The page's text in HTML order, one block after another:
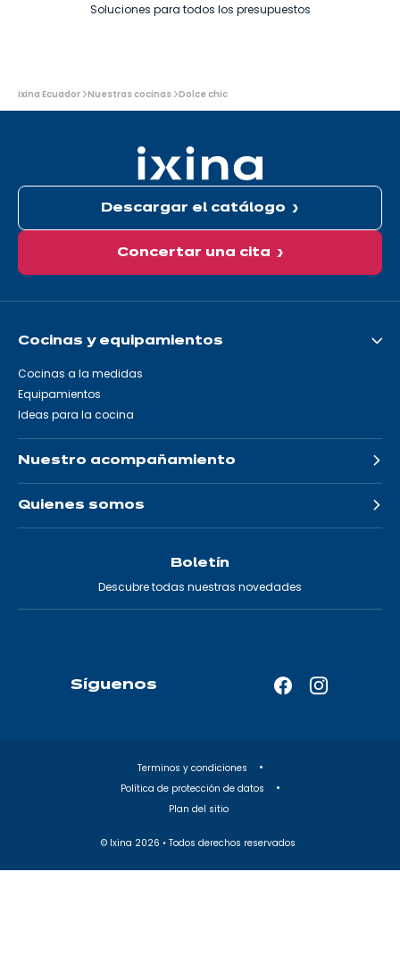
Soluciones para todos los presupuestos
Usted
está
ixina Ecuador Nuestras cocinas Dolce chic
Descargar el catálogo
Concertar una cita
Cocinas y equipamientos
Cocinas a la medidas
Equipamientos
Ideas para la cocina
Nuestro acompañamiento
Quienes somos
Boletín
Descubre todas nuestras novedades
Síguenos
FacebookInstagram
Terminos y condiciones
Política de protección de datos
Plan del sitio
© Ixina 2026 • Todos derechos reservados